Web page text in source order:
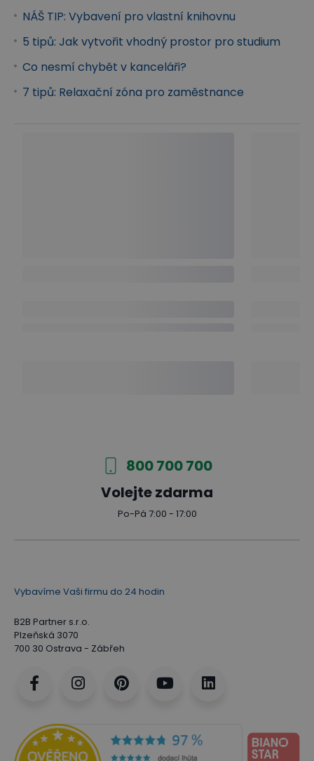
NÁŠ TIP: Vybavení pro vlastní knihovnu
5 tipů: Jak vytvořit vhodný prostor pro studium
Co nesmí chybět v kanceláři?
7 tipů: Relaxační zóna pro zaměstnance
800 700 700
Volejte zdarma
Po-Pá 7:00 - 17:00
Vybavíme Vaši firmu do 24 hodin
B2B Partner s.r.o.
Plzeňská 3070
700 30 Ostrava - Zábřeh